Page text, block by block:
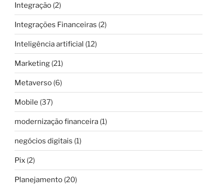
Integração (2)
Integrações Financeiras (2)
Inteligência artificial (12)
Marketing (21)
Metaverso (6)
Mobile (37)
modernização financeira (1)
negócios digitais (1)
Pix (2)
Planejamento (20)